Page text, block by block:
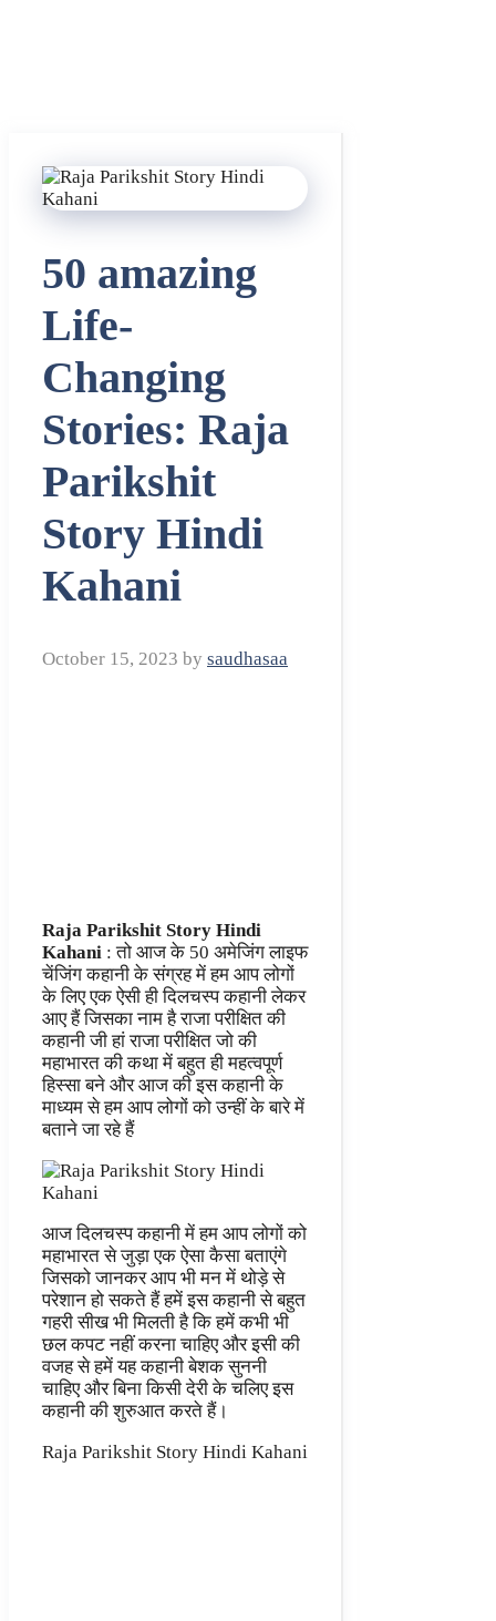
50 amazing
Life-
Changing
Stories: Raja
Parikshit
Story Hindi
Kahani
October 15, 2023 by saudhasaa
Raja Parikshit Story Hindi
Kahani : तो आज के 50 अमेजिंग लाइफ
चेंजिंग कहानी के संग्रह में हम आप लोगों
के लिए एक ऐसी ही दिलचस्प कहानी लेकर
आए हैं जिसका नाम है राजा परीक्षित की
कहानी जी हां राजा परीक्षित जो की
महाभारत की कथा में बहुत ही महत्वपूर्ण
हिस्सा बने और आज की इस कहानी के
माध्यम से हम आप लोगों को उन्हीं के बारे में
बताने जा रहे हैं
आज दिलचस्प कहानी में हम आप लोगों को
महाभारत से जुड़ा एक ऐसा कैसा बताएंगे
जिसको जानकर आप भी मन में थोड़े से
परेशान हो सकते हैं हमें इस कहानी से बहुत
गहरी सीख भी मिलती है कि हमें कभी भी
छल कपट नहीं करना चाहिए और इसी की
वजह से हमें यह कहानी बेशक सुननी
चाहिए और बिना किसी देरी के चलिए इस
कहानी की शुरुआत करते हैं।
Raja Parikshit Story Hindi Kahani